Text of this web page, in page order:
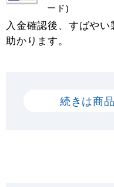
ード)
入金確認後、すばや
助かります。
続きは商